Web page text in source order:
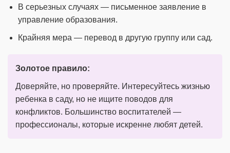
В серьезных случаях — письменное заявление в
управление образования.
Крайняя мера — перевод в другую группу или сад.
Золотое правило:
Доверяйте, но проверяйте. Интересуйтесь жизнью
ребенка в саду, но не ищите поводов для
конфликтов. Большинство воспитателей —
профессионалы, которые искренне любят детей.